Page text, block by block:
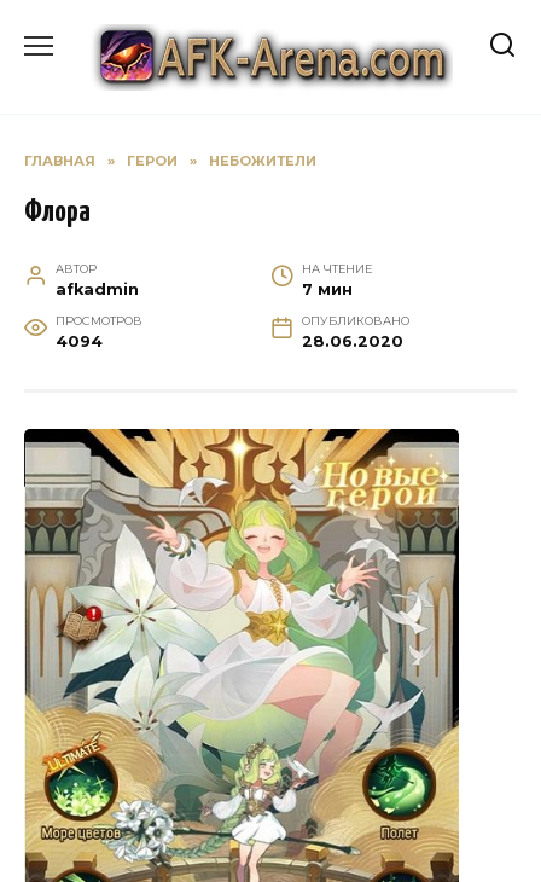
содержанию
ГЛАВНАЯ » ГЕРОИ » НЕБОЖИТЕЛИ
Флора
АВТОР
afkadmin
НА ЧТЕНИЕ
7 мин
ПРОСМОТРОВ
4094
ОПУБЛИКОВАНО
28.06.2020